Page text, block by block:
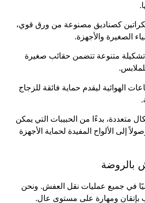
كصناديق مصنوعة من ورق قوي،
الصغيرة والأجهزة.
تشكيلة متنوعة تتضمن حقائب صغيرة
الهوائية ليقدم حماية فائقة للزجاج
متعددة، بدءًا من الحبيبات التي يمكن
إلى الألواح المفيدة لحماية الأجهزة
بالروضة
في جميع عمليات نقل العفش. ونحن
بإتقان ومهارة على مستوى عال.